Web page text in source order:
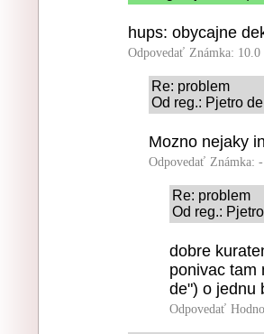
hups: obycajne
Odpovedať Známka: 10.0
Re: problem
Od reg.: Pjetro
Mozno nejaky
Odpovedať Známka:
Re: problem
Od reg.:
dobre
ponivac tam
de") o jednu
Odpovedať